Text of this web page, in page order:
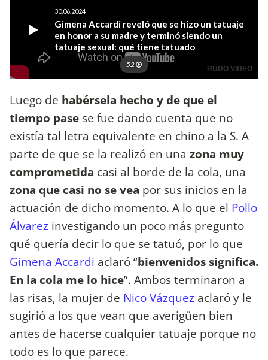
Luego de habérsela hecho y de que el
tiempo pase se fue dando cuenta que no
existía tal letra equivalente en chino a la S. A
parte de que se la realizó en una zona muy
comprometida casi al borde de la cola, una
zona que casi no se vea por sus inicios en la
actuación de dicho momento. A lo que el Pollo
Álvarez investigando un poco más pregunto
qué quería decir lo que se tatuó, por lo que
Gimena Accardi aclaró “bienvenidos significa.
En la cola me lo hice”. Ambos terminaron a
las risas, la mujer de Nico Vázquez aclaró y le
sugirió a los que vean que averigüen bien
antes de hacerse cualquier tatuaje porque no
todo es lo que parece.